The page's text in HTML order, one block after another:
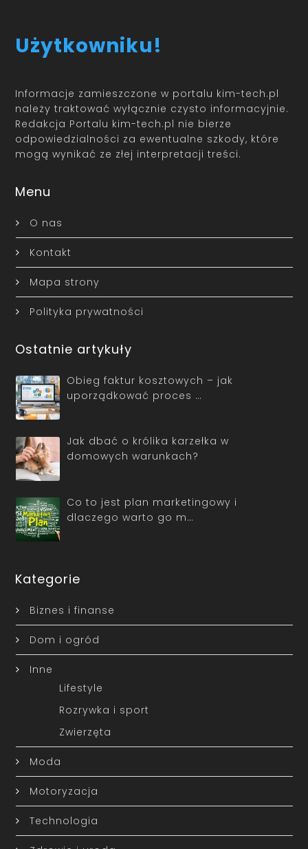
Użytkowniku!
Informacje zamieszczone w portalu kim-tech.pl
należy traktować wyłącznie czysto informacyjnie.
Redakcja Portalu kim-tech.pl nie bierze
odpowiedzialności za ewentualne szkody, które
mogą wynikać ze złej interpretacji treści.
Menu
O nas
Kontakt
Mapa strony
Polityka prywatności
Ostatnie artykuły
Obieg faktur kosztowych – jak
uporządkować proces …
Jak dbać o królika karzełka w
domowych warunkach?
Co to jest plan marketingowy i
dlaczego warto go m…
Kategorie
Biznes i finanse
Dom i ogród
Inne
Lifestyle
Rozrywka i sport
Zwierzęta
Moda
Motoryzacja
Technologia